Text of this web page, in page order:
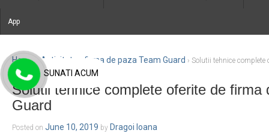
App
Home Activitate - firma de paza Team Guard › Solutii tehnice complete
Solutii tehnice complete oferite de firma
Guard
Posted on June 10, 2019 by Dragoi Ioana
SUNATI ACUM